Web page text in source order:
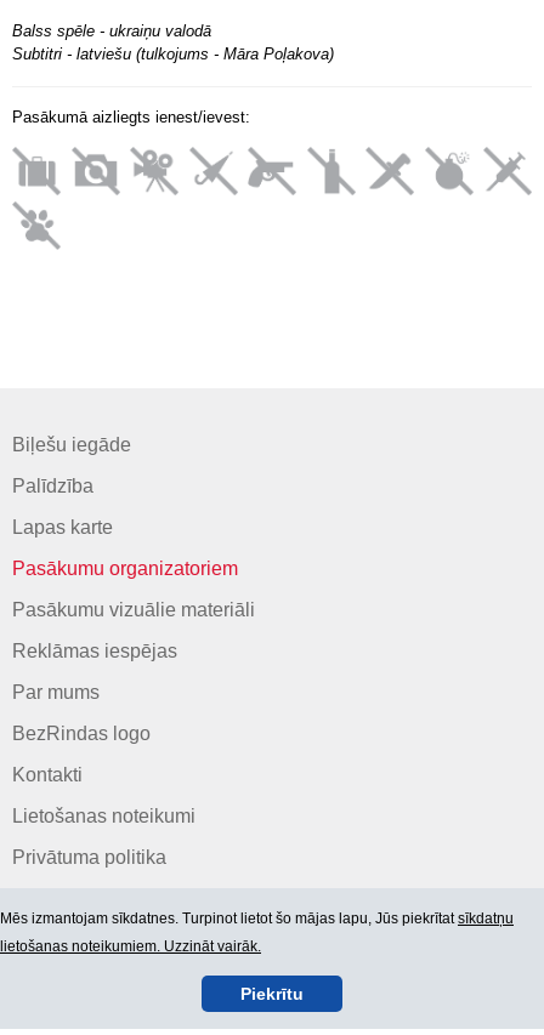
Balss spēle - ukraiņu valodā
Subtitri - latviešu (tulkojums - Māra Poļakova)
Pasākumā aizliegts ienest/ievest:
Biļešu iegāde
Palīdzība
Lapas karte
Pasākumu organizatoriem
Pasākumu vizuālie materiāli
Reklāmas iespējas
Par mums
BezRindas logo
Kontakti
Lietošanas noteikumi
Privātuma politika
Mēs izmantojam sīkdatnes. Turpinot lietot šo mājas lapu, Jūs piekrītatsīkdatņu
lietošanas noteikumiem. Uzzināt vairāk.
Piekrītu